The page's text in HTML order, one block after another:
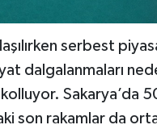
serbest
dalgalanmaları
Sakarya’da
son rakamlar da